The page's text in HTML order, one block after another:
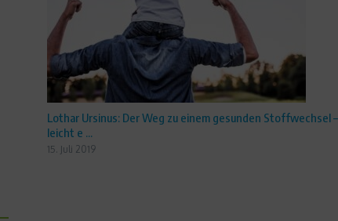
Lothar Ursinus: Der Weg zu einem gesunden Stoffwechsel –
leicht e ...
15. Juli 2019